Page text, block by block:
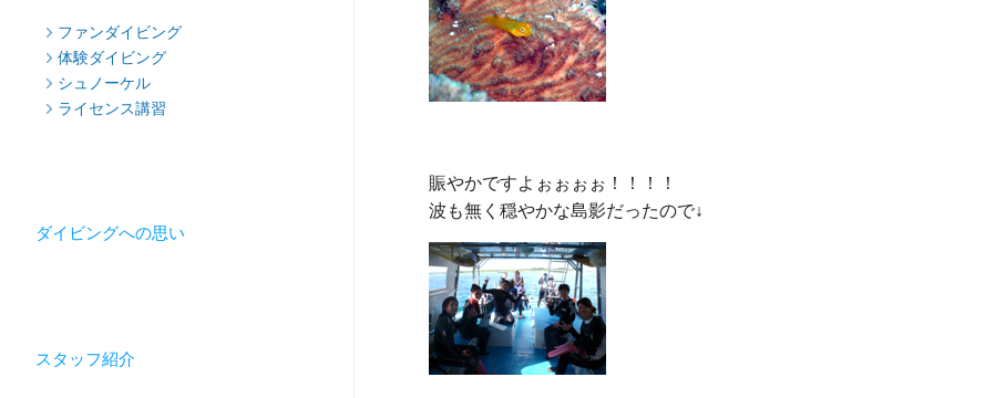
ファンダイビング
体験ダイビング
シュノーケル
ライセンス講習
ダイビングへの思い
スタッフ紹介
賑やかですよぉぉぉぉ！！！！